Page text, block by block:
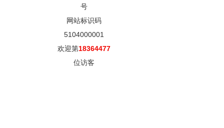
号
网站标识码
5104000001
欢迎第18364477
位访客